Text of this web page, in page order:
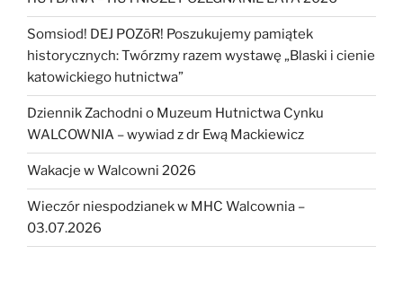
Somsiod! DEJ POZōR! Poszukujemy pamiątek
historycznych: Twórzmy razem wystawę „Blaski i cienie
katowickiego hutnictwa”
Dziennik Zachodni o Muzeum Hutnictwa Cynku
WALCOWNIA – wywiad z dr Ewą Mackiewicz
Wakacje w Walcowni 2026
Wieczór niespodzianek w MHC Walcownia –
03.07.2026